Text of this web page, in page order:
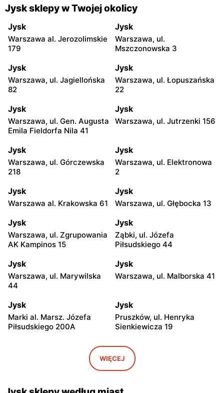
Jysk sklepy w Twojej okolicy
Jysk
Warszawa al. Jerozolimskie
179
Jysk
Warszawa, ul.
Mszczonowska 3
Jysk
Warszawa, ul. Jagiellońska
82
Jysk
Warszawa, ul. Łopuszańska
22
Jysk
Warszawa, ul. Gen. Augusta
Emila Fieldorfa Nila 41
Jysk
Warszawa, ul. Jutrzenki 156
Jysk
Warszawa, ul. Górczewska
218
Jysk
Warszawa, ul. Elektronowa
2
Jysk
Warszawa al. Krakowska 61
Jysk
Warszawa, ul. Głębocka 13
Jysk
Warszawa, ul. Zgrupowania
AK Kampinos 15
Jysk
Ząbki, ul. Józefa
Piłsudskiego 44
Jysk
Warszawa, ul. Marywilska
44
Jysk
Warszawa, ul. Malborska 41
Jysk
Marki al. Marsz. Józefa
Piłsudskiego 200A
Jysk
Pruszków, ul. Henryka
Sienkiewicza 19
Stara Iwiczna, ul. Nowa 4
Jysk
Wołomin, ul. Geodetów 2
Podkowa Leśna, ul. Gołębia
Łubna, ul. Łubna 69
WIĘCEJ